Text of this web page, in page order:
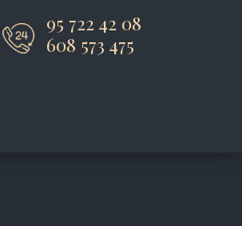
95 722 42 08
608 573 475